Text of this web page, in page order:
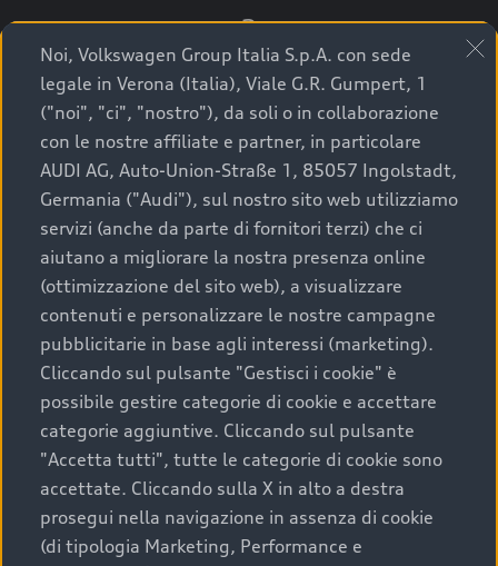
3
A breve verrai ricontattato dal Customer Care
Audi Center o direttamente dal Concessionario
che ti supporterà per finalizzare la tua richiesta.
La qualità di acquistare
un’auto usata Audi
Scegliere un’auto usata è una decisione che coniuga
convenienza, affidabilità e sostenibilità. Per fare un
acquisto sicuro, è essenziale considerare aspetti
determinanti come la garanzia inclusa e l’affidabilità del
marchio. Audi offre l’auto usata perfetta tramite Audi
Prima Scelta :plus
Noi, Volkswagen Group Italia S.p.A. con sede
legale in Verona (Italia), Viale G.R. Gumpert, 1
("noi", "ci", "nostro"), da soli o in collaborazione
con le nostre affiliate e partner, in particolare
AUDI AG, Auto-Union-Straße 1, 85057 Ingolstadt,
Germania ("Audi"), sul nostro sito web utilizziamo
servizi (anche da parte di fornitori terzi) che ci
aiutano a migliorare la nostra presenza online
(ottimizzazione del sito web), a visualizzare
contenuti e personalizzare le nostre campagne
pubblicitarie in base agli interessi (marketing).
Cliccando sul pulsante "Gestisci i cookie" è
possibile gestire categorie di cookie e accettare
categorie aggiuntive. Cliccando sul pulsante
"Accetta tutti", tutte le categorie di cookie sono
accettate. Cliccando sulla X in alto a destra
prosegui nella navigazione in assenza di cookie
(di tipologia Marketing, Performance e